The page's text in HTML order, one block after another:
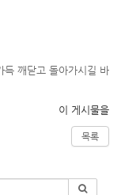
깨닫고 돌아가시길 바
이 게시물을
목록